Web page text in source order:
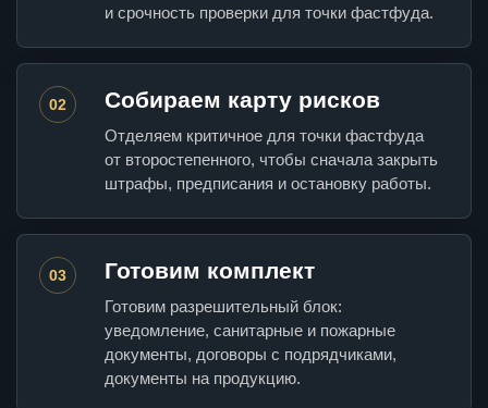
и срочность проверки для точки фастфуда.
02 Собираем карту рисков
Отделяем критичное для точки фастфуда
от второстепенного, чтобы сначала закрыть
штрафы, предписания и остановку работы.
03 Готовим комплект
Готовим разрешительный блок:
уведомление, санитарные и пожарные
документы, договоры с подрядчиками,
документы на продукцию.